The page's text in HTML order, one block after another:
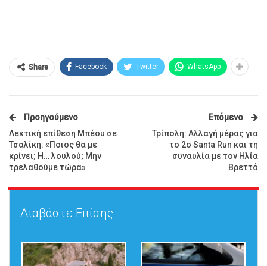
Share Facebook Twitter WhatsApp
Προηγούμενο
Λεκτική επίθεση Μπέου σε
Τσαλίκη: «Ποιος θα με
κρίνει; Η… λουλού; Μην
τρελαθούμε τώρα»
Επόμενο
Τρίπολη: Αλλαγή μέρας για
το 2ο Santa Run και τη
συναυλία με τον Ηλία
Βρεττό
Διαβάστε Επίσης: